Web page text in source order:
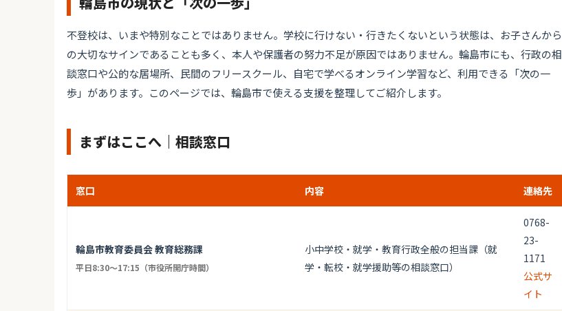
不登校は、いまや特別なことではありません。学校に行けない・行きたくないという状態は、お子さんから
の大切なサインであることも多く、本人や保護者の努力不足が原因ではありません。輪島市にも、行政の相
談窓口や公的な居場所、民間のフリースクール、自宅で学べるオンライン学習など、利用できる「次の一
歩」があります。このページでは、輪島市で使える支援を整理してご紹介します。
まずはここへ｜相談窓口
窓口 内容 連絡先
輪島市教育委員会 教育総務課
平日8:30～17:15（市役所開庁時間）
小中学校・就学・教育行政全般の担当課（就
学・転校・就学援助等の相談窓口）
0768-
23-
1171
公式サ
イト